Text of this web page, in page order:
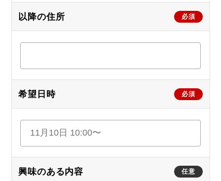
必須
以降の住所
必須
希望日時
任意
興味のある内容